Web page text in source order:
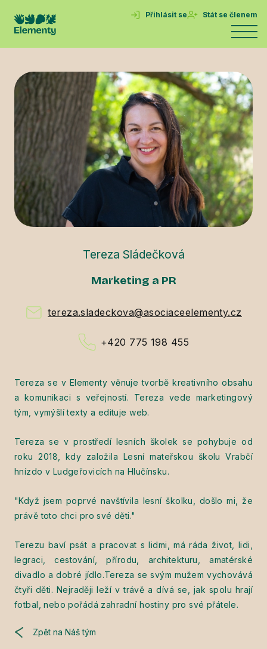
Přihlásit se Stát se členem
Tereza Sládečková
Marketing a PR
tereza.sladeckova@asociaceelementy.cz
+420 775 198 455
Tereza se v Elementy věnuje tvorbě kreativního obsahu
a komunikaci s veřejností. Tereza vede marketingový
tým, vymýšlí texty a edituje web.
Tereza se v prostředí lesních školek se pohybuje od
roku 2018, kdy založila Lesní mateřskou školu Vrabčí
hnízdo v Ludgeřovicích na Hlučínsku.
"Když jsem poprvé navštívila lesní školku, došlo mi, že
právě toto chci pro své děti."
Terezu baví psát a pracovat s lidmi, má ráda život, lidi,
legraci, cestování, přírodu, architekturu, amatérské
divadlo a dobré jídlo.Tereza se svým mužem vychovává
čtyři děti. Nejraději leží v trávě a dívá se, jak spolu hrají
fotbal, nebo pořádá zahradní hostiny pro své přátele.
Zpět na Náš tým